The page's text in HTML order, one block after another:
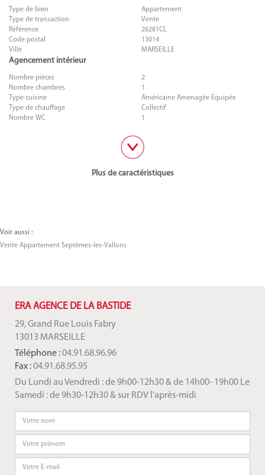
Type de bien
Appartement
Type de transaction
Vente
Référence
26281CL
Code postal
13014
Ville
MARSEILLE
Agencement intérieur
Nombre pièces
2
Nombre chambres
1
Type cuisine
Américaine Amenagée Equipée
Type de chauffage
Collectif
Nombre WC
1
Plus de caractéristiques
Voir aussi :
Vente Appartement Septèmes-les-Vallons
ERA AGENCE DE LA BASTIDE
29, Grand Rue Louis Fabry
13013 MARSEILLE
Téléphone :04.91.68.96.96
Fax :04.91.68.95.95
Du Lundi au Vendredi : de 9h00-12h30 & de 14h00- 19h00 Le
Samedi : de 9h30-12h30 & sur RDV l'après-midi